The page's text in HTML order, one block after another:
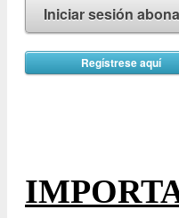
Iniciar sesión
Regístrese aquí